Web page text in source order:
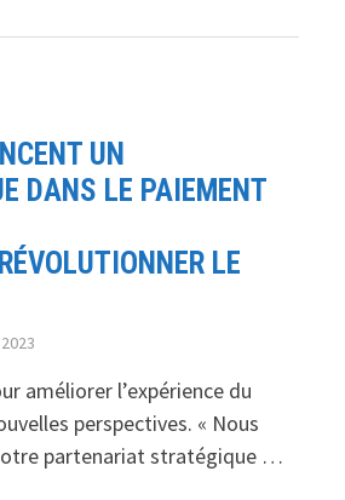
UN
DANS LE PAIEMENT
LE
améliorer l’expérience du
perspectives. « Nous
partenariat stratégique …